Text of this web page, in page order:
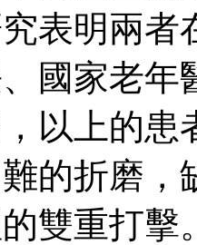
表明兩
國家老年
以上的患
的折磨，
雙重打擊